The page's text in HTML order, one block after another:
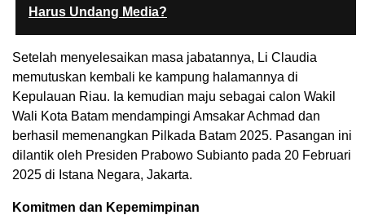
Harus Undang Media?
Setelah menyelesaikan masa jabatannya, Li Claudia
memutuskan kembali ke kampung halamannya di
Kepulauan Riau. Ia kemudian maju sebagai calon Wakil
Wali Kota Batam mendampingi Amsakar Achmad dan
berhasil memenangkan Pilkada Batam 2025. Pasangan ini
dilantik oleh Presiden Prabowo Subianto pada 20 Februari
2025 di Istana Negara, Jakarta.
Komitmen dan Kepemimpinan